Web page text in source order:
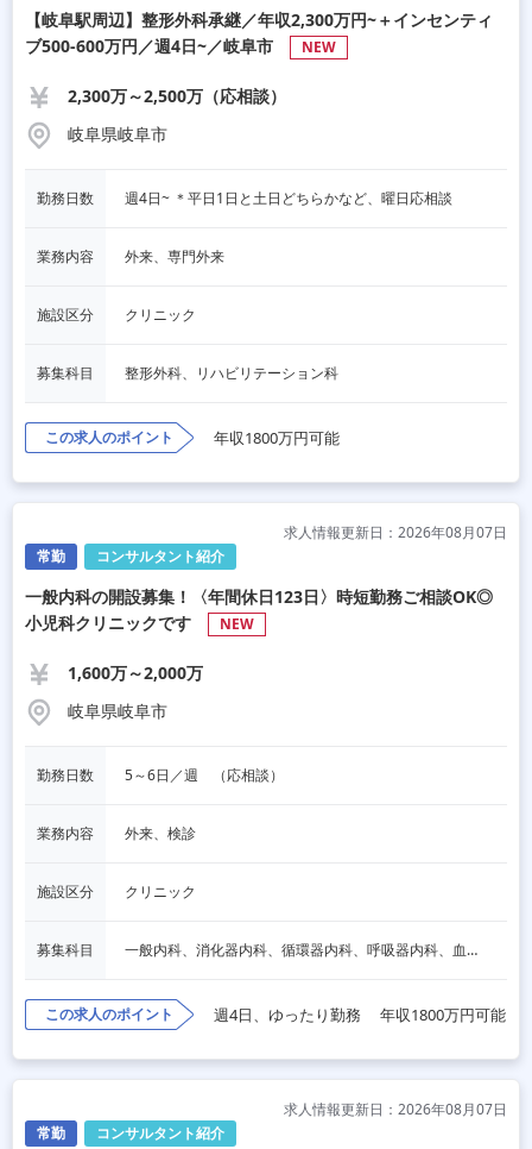
【岐阜駅周辺】整形外科承継／年収2,300万円~＋インセンティ
ブ500-600万円／週4日~／岐阜市
NEW
2,300万～2,500万（応相談）
岐阜県岐阜市
勤務日数 週4日~ ＊平日1日と土日どちらかなど、曜日応相談
業務内容 外来、専門外来
施設区分 クリニック
募集科目 整形外科、リハビリテーション科
この求人のポイント 年収1800万円可能
常勤 コンサルタント紹介
求人情報更新日：2026年08月07日
一般内科の開設募集！〈年間休日123日〉時短勤務ご相談OK◎
小児科クリニックです
NEW
1,600万～2,000万
岐阜県岐阜市
勤務日数 5～6日／週　（応相談）
業務内容 外来、検診
施設区分 クリニック
募集科目 一般内科、消化器内科、循環器内科、呼吸器内科、血液内科、脳神経内科、内分泌内科、老人内科、その他
この求人のポイント 週4日、ゆったり勤務 年収1800万円可能
常勤 コンサルタント紹介
求人情報更新日：2026年08月07日